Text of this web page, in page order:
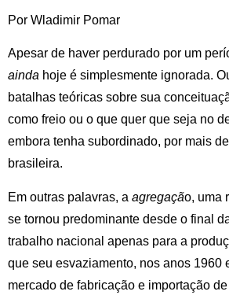
Por Wladimir Pomar
Apesar de haver perdurado por um
ainda hoje é simplesmente ignorada.
batalhas teóricas sobre sua
como freio ou o que quer que seja no
embora tenha subordinado, por mais
brasileira.
Em outras palavras, a agregação, uma
se tornou predominante desde o final
trabalho nacional apenas para a
que seu esvaziamento, nos anos 1960
mercado de fabricação e importação